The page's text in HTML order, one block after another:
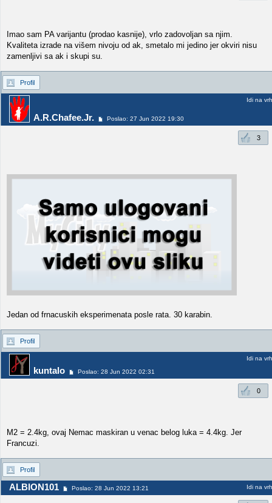
Imao sam PA varijantu (prodao kasnije), vrlo zadovoljan sa njim.
Kvaliteta izrade na višem nivoju od ak, smetalo mi jedino jer okviri nisu
zamenljivi sa ak i skupi su.
Profil
A.R.Chafee.Jr. Poslao: 27 Jun 2022 19:30
Idi na vrh
3
Jedan od frnacuskih eksperimenata posle rata. 30 karabin.
Profil
kuntalo Poslao: 28 Jun 2022 02:31
Idi na vrh
0
M2 = 2.4kg, ovaj Nemac maskiran u venac belog luka = 4.4kg. Jer
Francuzi.
Profil
ALBION101 Poslao: 28 Jun 2022 13:21 Idi na vrh